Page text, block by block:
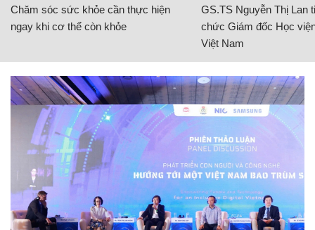
Chăm sóc sức khỏe cần thực hiện
ngay khi cơ thể còn khỏe
GS.TS Nguyễn Thị Lan
chức Giám đốc Học
Việt Nam